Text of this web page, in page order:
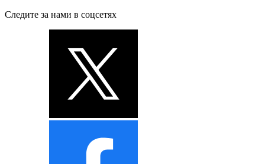
Следите за нами в соцсетях